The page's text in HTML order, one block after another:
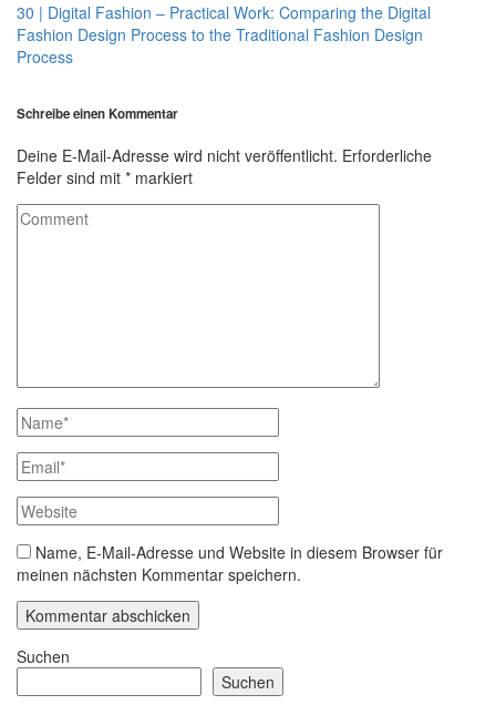
30 | Digital Fashion – Practical Work: Comparing the Digital
Fashion Design Process to the Traditional Fashion Design
Process
Schreibe einen Kommentar
Deine E-Mail-Adresse wird nicht veröffentlicht. Erforderliche
Felder sind mit * markiert
Name, E-Mail-Adresse und Website in diesem Browser für
meinen nächsten Kommentar speichern.
Suchen
Suchen